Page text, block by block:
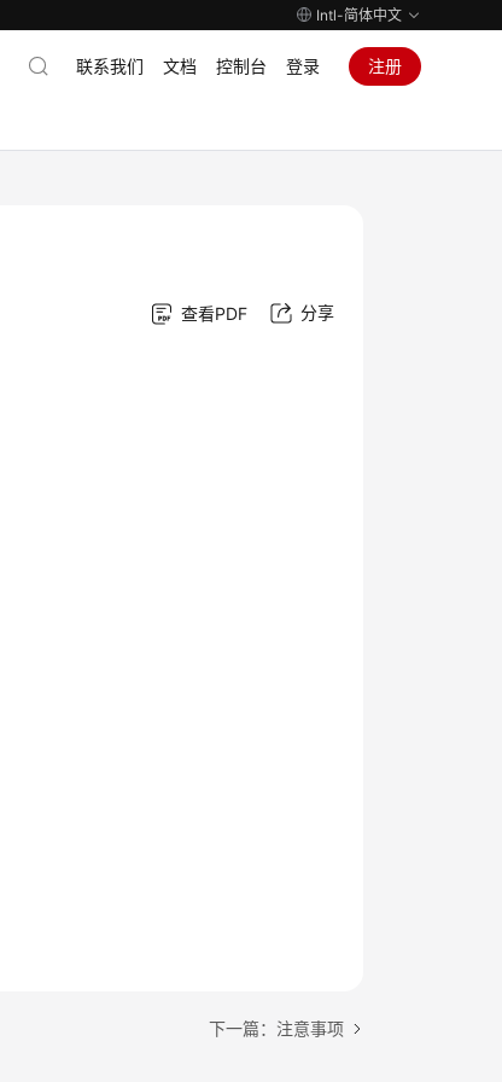
Intl-简体中文
联系我们 文档 控制台 登录 注册
查看PDF 分享
下一篇：注意事项